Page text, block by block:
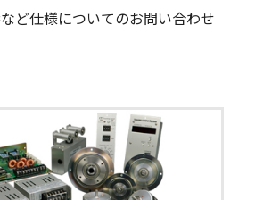
ど仕様についてのお問い合わせ